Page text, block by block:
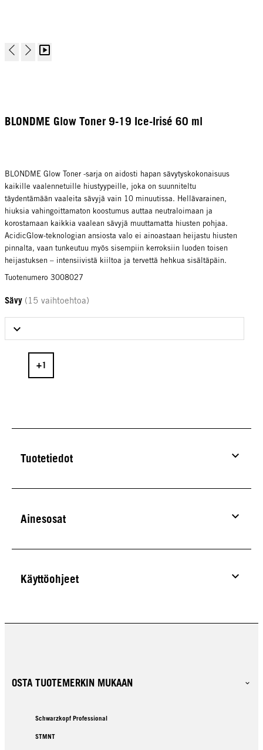
BLONDME Glow Toner 9-19 Ice-Irisé 60 ml
BLONDME Glow Toner -sarja on aidosti hapan sävytyskokonaisuus
kaikille vaalennetuille hiustyypeille, joka on suunniteltu
täydentämään vaaleita sävyjä vain 10 minuutissa. Hellävarainen,
hiuksia vahingoittamaton koostumus auttaa neutraloimaan ja
korostamaan kaikkia vaalean sävyjä muuttamatta hiusten pohjaa.
AcidicGlow-teknologian ansiosta valo ei ainoastaan heijastu hiusten
pinnalta, vaan tunkeutuu myös sisempiin kerroksiin luoden toisen
heijastuksen – intensiivistä kiiltoa ja tervettä hehkua sisältäpäin.
Tuotenumero 3008027
Sävy (15 vaihtoehtoa)
Tuotetiedot
Ainesosat
Käyttöohjeet
OSTA TUOTEMERKIN MUKAAN
Schwarzkopf Professional
STMNT